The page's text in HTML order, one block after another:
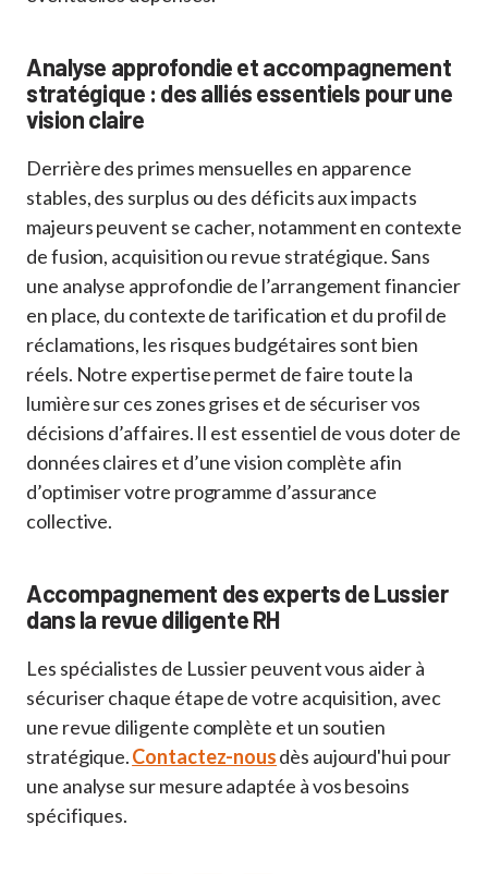
Analyse approfondie et accompagnement
stratégique : des alliés essentiels pour une
vision claire
Derrière des primes mensuelles en apparence
stables, des surplus ou des déficits aux impacts
majeurs peuvent se cacher, notamment en contexte
de fusion, acquisition ou revue stratégique. Sans
une analyse approfondie de l’arrangement financier
en place, du contexte de tarification et du profil de
réclamations, les risques budgétaires sont bien
réels. Notre expertise permet de faire toute la
lumière sur ces zones grises et de sécuriser vos
décisions d’affaires. Il est essentiel de vous doter de
données claires et d’une vision complète afin
d’optimiser votre programme d’assurance
collective.
Accompagnement des experts de Lussier
dans la revue diligente RH
Les spécialistes de Lussier peuvent vous aider à
sécuriser chaque étape de votre acquisition, avec
une revue diligente complète et un soutien
stratégique.Contactez-nousdès aujourd'hui pour
une analyse sur mesure adaptée à vos besoins
spécifiques.